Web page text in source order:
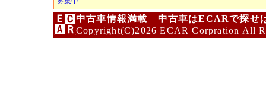
中古車情報満載 中古車はECARで探せ
Copyright(C)2026 ECAR Corpration All